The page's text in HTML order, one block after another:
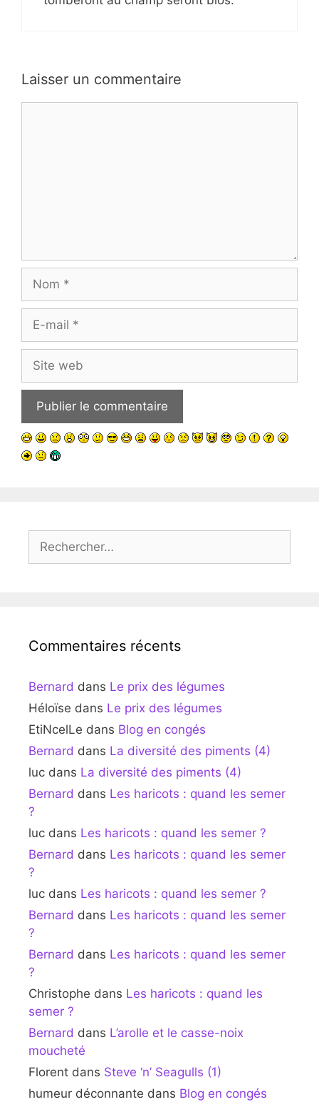
Laisser un commentaire
Nom
Site
web
Rechercher :
Commentaires récents
Bernard dans Le prix des légumes
Héloïse dans Le prix des légumes
EtiNcelLe dans Blog en congés
Bernard dans La diversité des piments (4)
luc dans La diversité des piments (4)
Bernard dans Les haricots : quand les semer
?
luc dans Les haricots : quand les semer ?
Bernard dans Les haricots : quand les semer
?
luc dans Les haricots : quand les semer ?
Bernard dans Les haricots : quand les semer
?
Bernard dans Les haricots : quand les semer
?
Christophe dans Les haricots : quand les
semer ?
Bernard dans L’arolle et le casse-noix
moucheté
Florent dans Steve ‘n’ Seagulls (1)
humeur déconnante dans Blog en congés